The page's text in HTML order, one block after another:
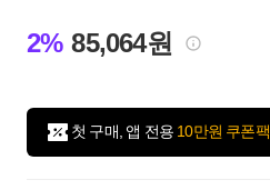
2% 85,064원
첫 구매, 앱 전용 10만원 쿠폰팩